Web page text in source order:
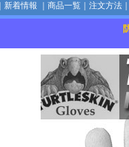
新着情報 商品一覧｜ 注文方法